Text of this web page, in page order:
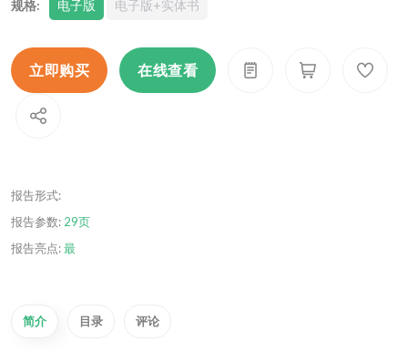
规格: 电子版 电子版+实体书
立即购买 在线查看
报告形式:
报告参数: 29页
报告亮点:最
简介 目录 评论